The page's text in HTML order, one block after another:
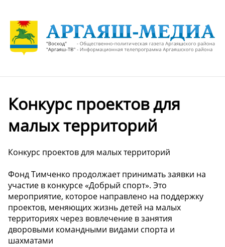
Конкурс проектов для
малых территорий
Конкурс проектов для малых территорий
Фонд Тимченко продолжает принимать заявки на
участие в конкурсе «Добрый спорт». Это
мероприятие, которое направлено на поддержку
проектов, меняющих жизнь детей на малых
территориях через вовлечение в занятия
дворовыми командными видами спорта и
шахматами